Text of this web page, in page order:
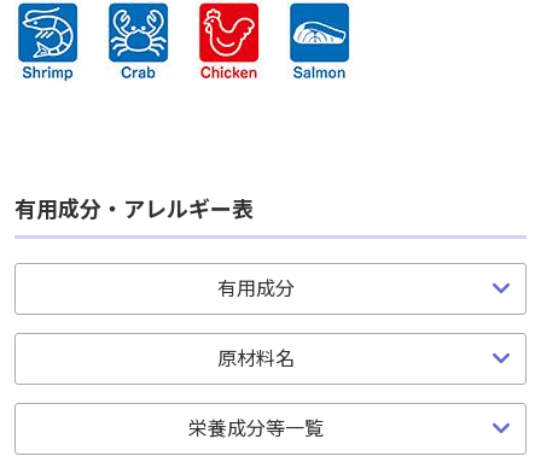
有用成分・アレルギー表
有用成分
原材料名
栄養成分等一覧